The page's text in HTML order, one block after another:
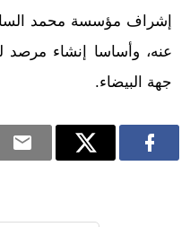
إشراف مؤسسة محمد
عنه، وأساسا إنشاء مرصد
جهة البيضاء.